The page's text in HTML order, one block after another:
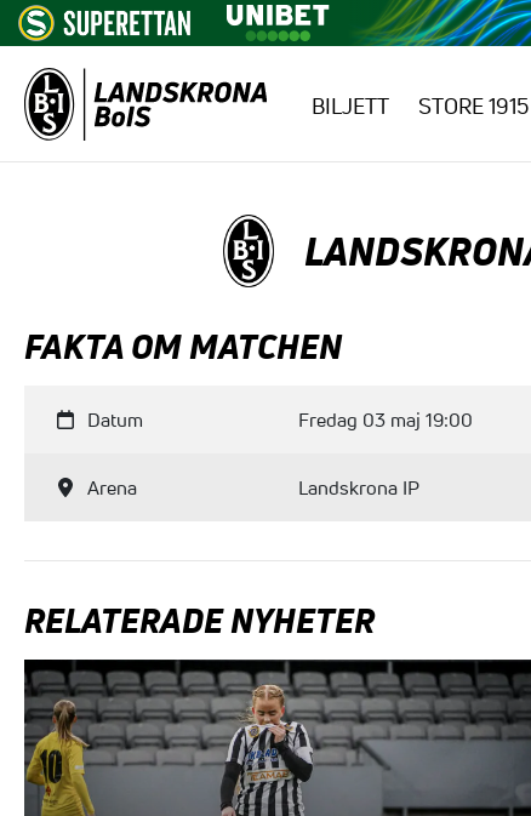
BILJETT STORE 1915
FAKTA OM MATCHEN
Datum Fredag 03 maj 19:00
Arena Landskrona IP
RELATERADE NYHETER